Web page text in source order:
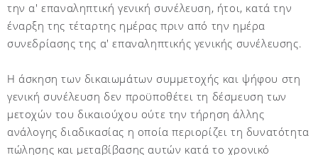
την α' επαναληπτική γενική συνέλευση, ήτοι, κατά την
έναρξη της τέταρτης ημέρας πριν από την ημέρα
συνεδρίασης της α' επαναληπτικής γενικής συνέλευσης.
Η άσκηση των δικαιωμάτων συμμετοχής και ψήφου στη
γενική συνέλευση δεν προϋποθέτει τη δέσμευση των
μετοχών του δικαιούχου ούτε την τήρηση άλλης
ανάλογης διαδικασίας η οποία περιορίζει τη δυνατότητα
πώλησης και μεταβίβασης αυτών κατά το χρονικό